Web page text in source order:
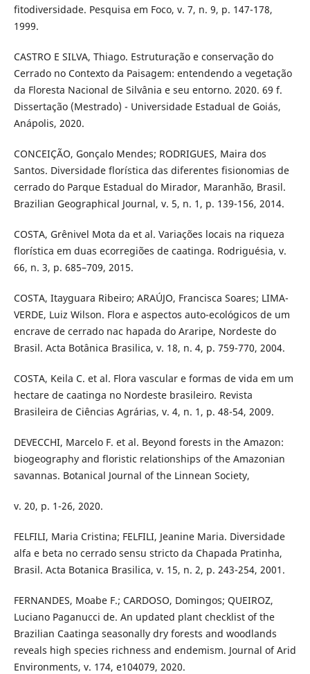
fitodiversidade. Pesquisa em Foco, v. 7, n. 9, p. 147-178,
1999.
CASTRO E SILVA, Thiago. Estruturação e conservação do
Cerrado no Contexto da Paisagem: entendendo a vegetação
da Floresta Nacional de Silvânia e seu entorno. 2020. 69 f.
Dissertação (Mestrado) - Universidade Estadual de Goiás,
Anápolis, 2020.
CONCEIÇÃO, Gonçalo Mendes; RODRIGUES, Maira dos
Santos. Diversidade florística das diferentes fisionomias de
cerrado do Parque Estadual do Mirador, Maranhão, Brasil.
Brazilian Geographical Journal, v. 5, n. 1, p. 139-156, 2014.
COSTA, Grênivel Mota da et al. Variações locais na riqueza
florística em duas ecorregiões de caatinga. Rodriguésia, v.
66, n. 3, p. 685–709, 2015.
COSTA, Itayguara Ribeiro; ARAÚJO, Francisca Soares; LIMA-
VERDE, Luiz Wilson. Flora e aspectos auto-ecológicos de um
encrave de cerrado nac hapada do Araripe, Nordeste do
Brasil. Acta Botânica Brasilica, v. 18, n. 4, p. 759-770, 2004.
COSTA, Keila C. et al. Flora vascular e formas de vida em um
hectare de caatinga no Nordeste brasileiro. Revista
Brasileira de Ciências Agrárias, v. 4, n. 1, p. 48-54, 2009.
DEVECCHI, Marcelo F. et al. Beyond forests in the Amazon:
biogeography and floristic relationships of the Amazonian
savannas. Botanical Journal of the Linnean Society,
v. 20, p. 1-26, 2020.
FELFILI, Maria Cristina; FELFILI, Jeanine Maria. Diversidade
alfa e beta no cerrado sensu stricto da Chapada Pratinha,
Brasil. Acta Botanica Brasilica, v. 15, n. 2, p. 243-254, 2001.
FERNANDES, Moabe F.; CARDOSO, Domingos; QUEIROZ,
Luciano Paganucci de. An updated plant checklist of the
Brazilian Caatinga seasonally dry forests and woodlands
reveals high species richness and endemism. Journal of Arid
Environments, v. 174, e104079, 2020.